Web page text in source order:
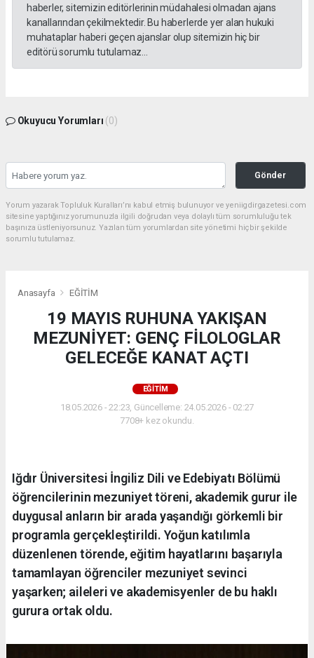
haberler, sitemizin editörlerinin müdahalesi olmadan ajans
kanallarından çekilmektedir. Bu haberlerde yer alan hukuki
muhataplar haberi geçen ajanslar olup sitemizin hiç bir
editörü sorumlu tutulamaz...
Okuyucu Yorumları (0)
Gönder
Yorum yazarak Topluluk Kuralları’nı kabul etmiş bulunuyor ve yeniigdirgazetesi.com
sitesine yaptığınız yorumunuzla ilgili doğrudan veya dolaylı tüm sorumluluğu tek
başınıza üstleniyorsunuz. Yazılan tüm yorumlardan site yönetimi hiçbir şekilde
sorumlu tutulamaz.
Anasayfa EĞİTİM
19 MAYIS RUHUNA YAKIŞAN
MEZUNİYET: GENÇ FİLOLOGLAR
GELECEĞE KANAT AÇTI
EĞİTİM
18.05.2026 - 22:23, Güncelleme: 24.05.2026 - 02:27
7708+ kez okundu.
Iğdır Üniversitesi İngiliz Dili ve Edebiyatı Bölümü
öğrencilerinin mezuniyet töreni, akademik gurur ile
duygusal anların bir arada yaşandığı görkemli bir
programla gerçekleştirildi. Yoğun katılımla
düzenlenen törende, eğitim hayatlarını başarıyla
tamamlayan öğrenciler mezuniyet sevinci
yaşarken; aileleri ve akademisyenler de bu haklı
gurura ortak oldu.